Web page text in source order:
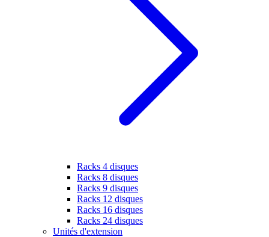
Racks 4 disques
Racks 8 disques
Racks 9 disques
Racks 12 disques
Racks 16 disques
Racks 24 disques
Unités d'extension